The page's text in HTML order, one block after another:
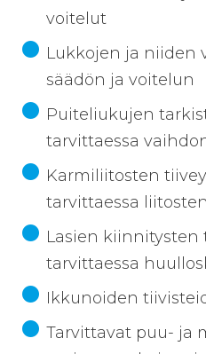
voitelut
Lukkojen ja niiden
säädön ja voitelun
Puiteliukujen
tarvittaessa
Karmiliitosten
tarvittaessa
Lasien kiinnitysten
tarvittaessa
Ikkunoiden
Tarvittavat puu- ja